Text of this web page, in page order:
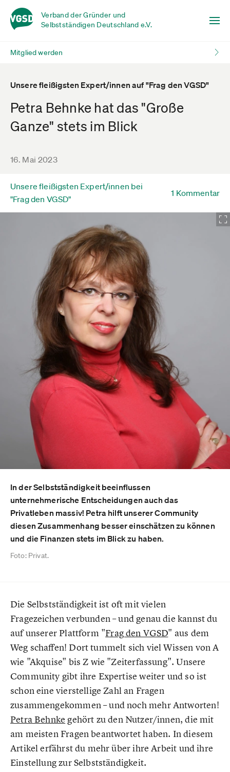
Verband der Gründer und
Selbstständigen Deutschland e.V.
Mitglied werden
Unsere fleißigsten Expert/innen auf "Frag den VGSD"
Petra Behnke hat das "Große
Ganze" stets im Blick
16. Mai 2023
Unsere fleißigsten Expert/innen bei
"Frag den VGSD"
1 Kommentar
In der Selbstständigkeit beeinflussen
unternehmerische Entscheidungen auch das
Privatleben massiv! Petra hilft unserer Community
diesen Zusammenhang besser einschätzen zu können
und die Finanzen stets im Blick zu haben.
Foto: Privat.
Die Selbstständigkeit ist oft mit vielen
Fragezeichen verbunden – und genau die kannst du
auf unserer Plattform "Frag den VGSD" aus dem
Weg schaffen! Dort tummelt sich viel Wissen von A
wie "Akquise" bis Z wie "Zeiterfassung". Unsere
Community gibt ihre Expertise weiter und so ist
schon eine vierstellige Zahl an Fragen
zusammengekommen – und noch mehr Antworten!
Petra Behnke gehört zu den Nutzer/innen, die mit
am meisten Fragen beantwortet haben. In diesem
Artikel erfährst du mehr über ihre Arbeit und ihre
Einstellung zur Selbstständigkeit.